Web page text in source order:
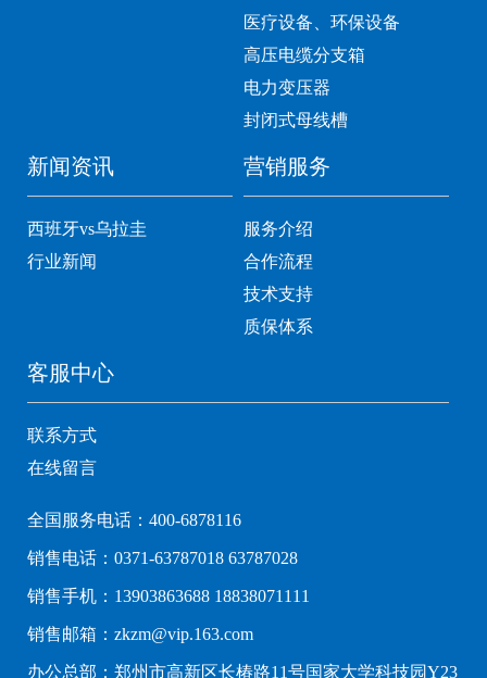
医疗设备、环保设备
高压电缆分支箱
电力变压器
封闭式母线槽
新闻资讯
西班牙vs乌拉圭
行业新闻
营销服务
服务介绍
合作流程
技术支持
质保体系
客服中心
联系方式
在线留言
全国服务电话：400-6878116
销售电话：0371-63787018 63787028
销售手机：13903863688 18838071111
销售邮箱：zkzm@vip.163.com
办公总部：郑州市高新区长椿路11号国家大学科技园Y23